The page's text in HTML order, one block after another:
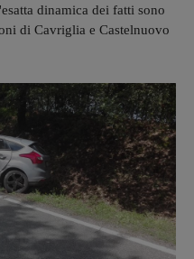
dinamica dei fatti sono
di Cavriglia e Castelnuovo